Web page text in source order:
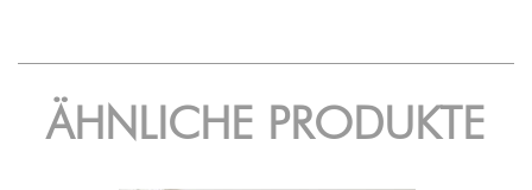
ÄHNLICHE PRODUKTE